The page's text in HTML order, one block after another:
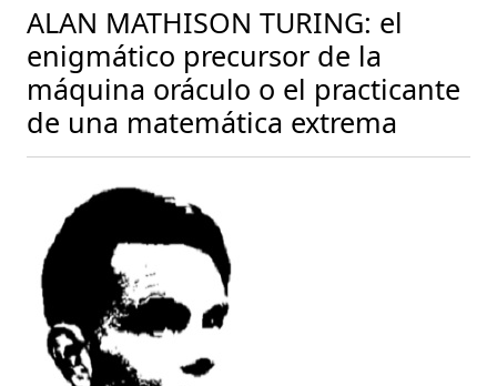
ALAN MATHISON TURING: el
enigmático precursor de la
máquina oráculo o el practicante
de una matemática extrema